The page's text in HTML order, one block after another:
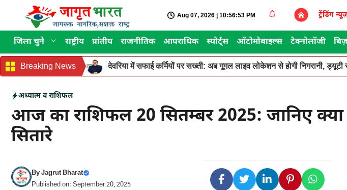
content
Aug 07, 2026 | 10:56:53 PM ट्रेंडिंग
जिला चुने राष्ट्रीय प्रांतीय राजनीतिक आपराधिक स्पोर्ट्स ऑटोमोबाइल्स टेक्नोलॉजी
Breaking News देवरिया में सफाई कर्मियों पर सख्ती: अब गूगल लाइव लोकेशन से होगी निगरानी, ड्यूटी
अध्यात्म व राशिफल
आज का राशिफल 20 सितम्बर 2025: जानिए
सितारे
ByJagrut Bharat
Published on: September 20, 2025